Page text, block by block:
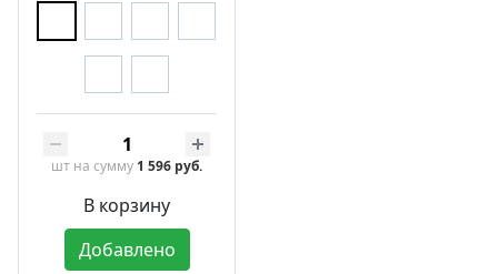
шт на сумму 1 596 руб.
В корзину
Добавлено